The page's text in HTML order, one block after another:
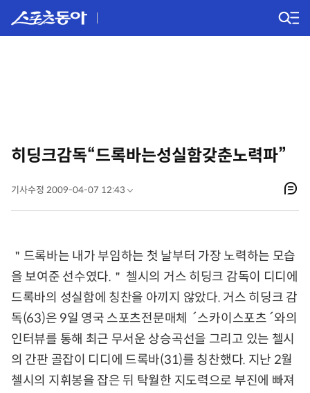
히딩크감독“드록바는성실함갖춘노력파”
기사수정 2009-04-07 12:43
＂드록바는 내가 부임하는 첫 날부터 가장 노력하는 모습
을 보여준 선수였다.＂ 첼시의 거스 히딩크 감독이 디디에
드록바의 성실함에 칭찬을 아끼지 않았다. 거스 히딩크 감
독(63)은 9일 영국 스포츠전문매체 ´스카이스포츠´와의
인터뷰를 통해 최근 무서운 상승곡선을 그리고 있는 첼시
의 간판 골잡이 디디에 드록바(31)를 칭찬했다. 지난 2월
첼시의 지휘봉을 잡은 뒤 탁월한 지도력으로 부진에 빠져